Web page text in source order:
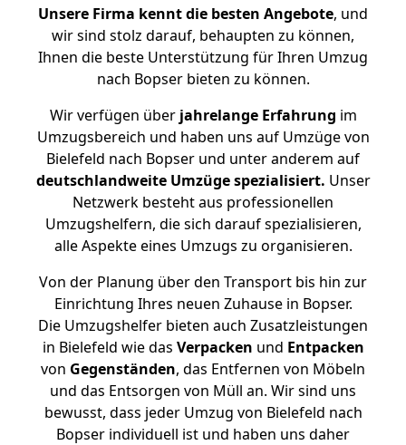
Unsere Firma kennt die besten Angebote, und
wir sind stolz darauf, behaupten zu können,
Ihnen die beste Unterstützung für Ihren Umzug
nach Bopser bieten zu können.
Wir verfügen überjahrelange Erfahrung im
Umzugsbereich und haben uns auf Umzüge von
Bielefeld nach Bopser und unter anderem auf
deutschlandweite Umzüge spezialisiert. Unser
Netzwerk besteht aus professionellen
Umzugshelfern, die sich darauf spezialisieren,
alle Aspekte eines Umzugs zu organisieren.
Von der Planung über den Transport bis hin zur
Einrichtung Ihres neuen Zuhause in Bopser.
Die Umzugshelfer bieten auch Zusatzleistungen
in Bielefeld wie das Verpacken und Entpacken
von Gegenständen, das Entfernen von Möbeln
und das Entsorgen von Müll an. Wir sind uns
bewusst, dass jeder Umzug von Bielefeld nach
Bopser individuell ist und haben uns daher